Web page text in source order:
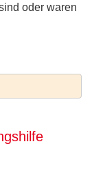
oder waren